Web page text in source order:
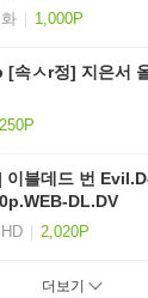
1,000P
[속ㅅr정] 지은서
250P
이블데드 번
DL.DV
2,020P
더보기